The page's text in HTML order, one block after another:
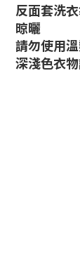
反面套洗
晾曬
請勿使用
深淺色衣